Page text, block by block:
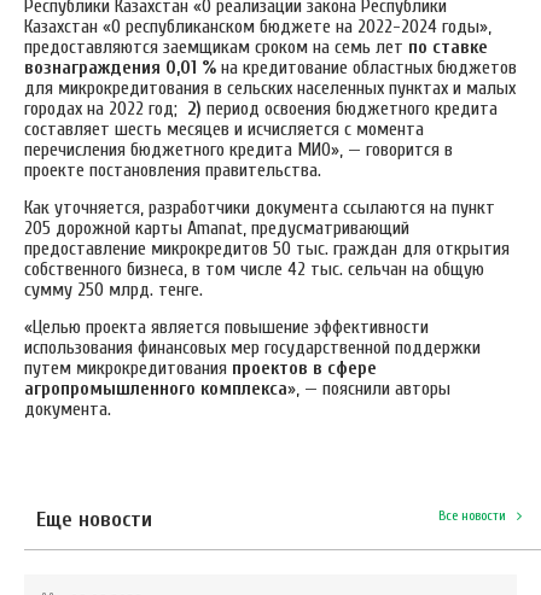
Республики Казахстан «О реализации закона Республики
Казахстан «О республиканском бюджете на 2022-2024 годы»,
предоставляются заемщикам сроком на семь лет по ставке
вознаграждения 0,01 % на кредитование областных бюджетов
для микрокредитования в сельских населенных пунктах и малых
городах на 2022 год; 2) период освоения бюджетного кредита
составляет шесть месяцев и исчисляется с момента
перечисления бюджетного кредита МИО», — говорится в
проекте постановления правительства.
Как уточняется, разработчики документа ссылаются на пункт
205 дорожной карты Amanat, предусматривающий
предоставление микрокредитов 50 тыс. граждан для открытия
собственного бизнеса, в том числе 42 тыс. сельчан на общую
сумму 250 млрд. тенге.
«Целью проекта является повышение эффективности
использования финансовых мер государственной поддержки
путем микрокредитования проектов в сфере
агропромышленного комплекса», — пояснили авторы
документа.
Еще новости Все новости